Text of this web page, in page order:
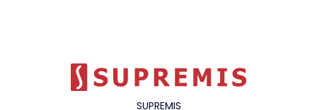
SUPREMIS